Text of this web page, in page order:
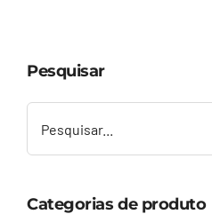
Contato
Pesquisar
Categorias de produto